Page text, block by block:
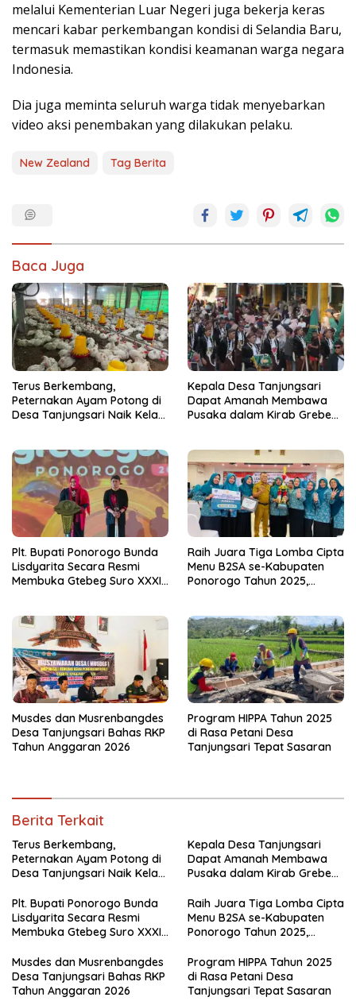
melalui Kementerian Luar Negeri juga bekerja keras
mencari kabar perkembangan kondisi di Selandia Baru,
termasuk memastikan kondisi keamanan warga negara
Indonesia.
Dia juga meminta seluruh warga tidak menyebarkan
video aksi penembakan yang dilakukan pelaku.
New Zealand Tag Berita
Baca Juga
Terus Berkembang,
Peternakan Ayam Potong di
Desa Tanjungsari Naik Kelas
Kepala Desa Tanjungsari
Dapat Amanah Membawa
Pusaka dalam Kirab Grebeg
Plt. Bupati Ponorogo Bunda
Lisdyarita Secara Resmi
Membuka Gtebeg Suro XXXI
Raih Juara Tiga Lomba Cipta
Menu B2SA se-Kabupaten
Ponorogo Tahun 2025,
Musdes dan Musrenbangdes
Desa Tanjungsari Bahas RKP
Tahun Anggaran 2026
Program HIPPA Tahun 2025
di Rasa Petani Desa
Tanjungsari Tepat Sasaran
Berita Terkait
Terus Berkembang,
Peternakan Ayam Potong di
Desa Tanjungsari Naik Kelas
Blower
Kepala Desa Tanjungsari
Dapat Amanah Membawa
Pusaka dalam Kirab Grebeg
Plt. Bupati Ponorogo Bunda
Lisdyarita Secara Resmi
Membuka Gtebeg Suro XXXI
Raih Juara Tiga Lomba Cipta
Menu B2SA se-Kabupaten
Ponorogo Tahun 2025,
Hebat
Musdes dan Musrenbangdes
Desa Tanjungsari Bahas RKP
Tahun Anggaran 2026
Program HIPPA Tahun 2025
di Rasa Petani Desa
Tanjungsari Tepat Sasaran